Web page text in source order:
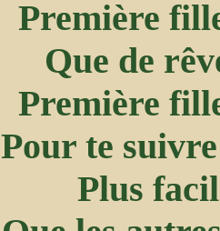
Première
Que de
Première
Pour te
Plus